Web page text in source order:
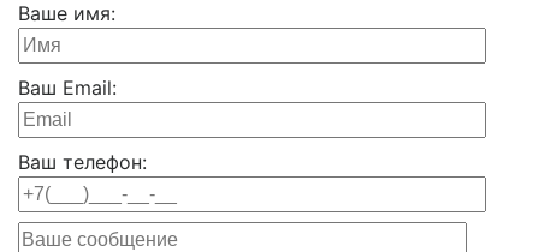
Ваше имя:
Ваш Email:
Ваш телефон: